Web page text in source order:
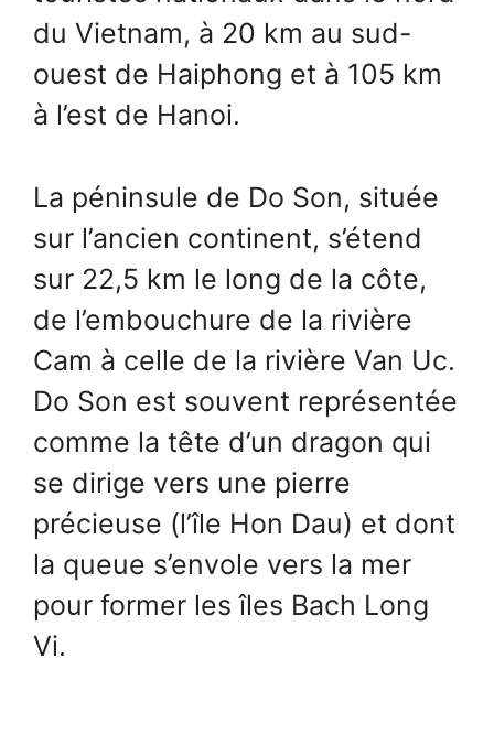
du Vietnam, à 20 km au sud-
ouest de Haiphong et à 105 km
à l’est de Hanoi.
La péninsule de Do Son, située
sur l’ancien continent, s’étend
sur 22,5 km le long de la côte,
de l’embouchure de la rivière
Cam à celle de la rivière Van Uc.
Do Son est souvent représentée
comme la tête d’un dragon qui
se dirige vers une pierre
précieuse (l’île Hon Dau) et dont
la queue s’envole vers la mer
pour former les îles Bach Long
Vi.